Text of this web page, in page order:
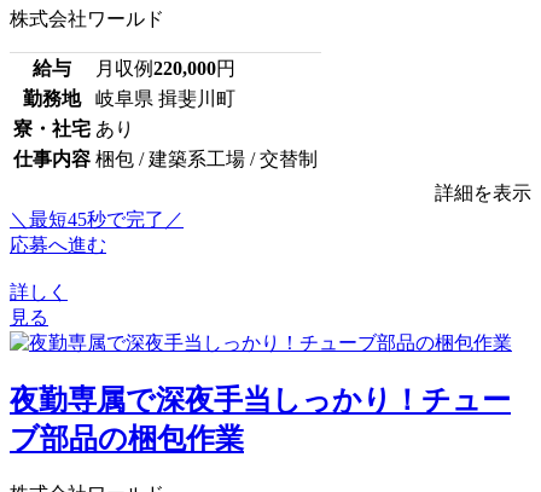
株式会社ワールド
給与 月収例220,000円
勤務地
岐阜県 揖斐川町
寮・社宅 あり
仕事内容 梱包 / 建築系工場 / 交替制
詳細を表示
＼最短45秒で完了／
応募へ進む
詳しく
見る
夜勤専属で深夜手当しっかり！チュー
ブ部品の梱包作業